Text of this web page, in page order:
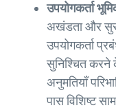
उपयोगकर्ता
अखंडता और
उपयोगकर्ता
सुनिश्चित करने
अनुमतियाँ
पास विशिष्ट